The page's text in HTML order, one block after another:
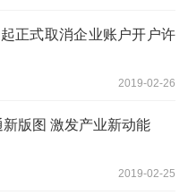
正式取消企业账户开户许
2019-02-26
版图 激发产业新动能
2019-02-25